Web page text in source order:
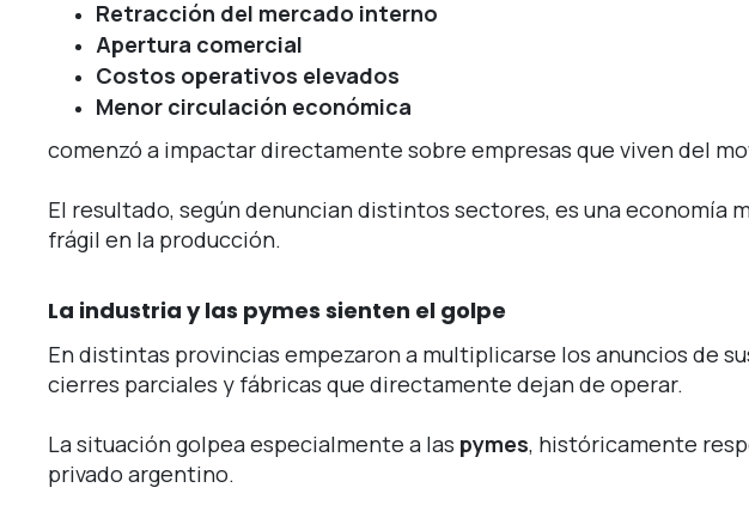
Retracción del mercado interno
Apertura comercial
Costos operativos elevados
Menor circulación económica
comenzó a impactar directamente sobre empresas que viven del
El resultado, según denuncian distintos sectores, es una economía
frágil en la producción.
La industria y las pymes sienten el golpe
En distintas provincias empezaron a multiplicarse los anuncios de
cierres parciales y fábricas que directamente dejan de operar.
La situación golpea especialmente a las pymes, históricamente
privado argentino.